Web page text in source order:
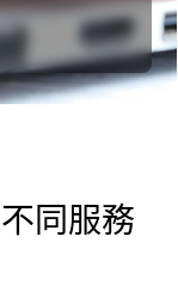
同服務